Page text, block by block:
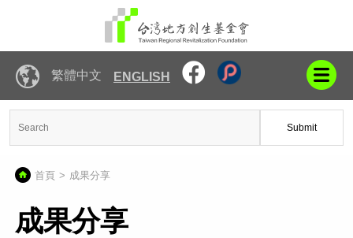
繁體中文 ENGLISH
Submit
首頁 成果分享
成果分享